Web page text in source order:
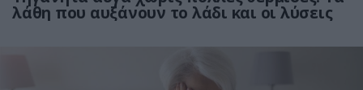
λάθη που αυξάνουν το λάδι και οι λύσεις